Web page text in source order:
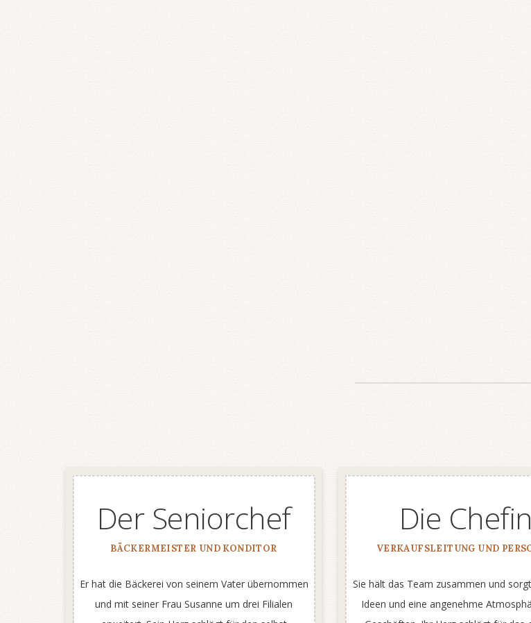
Der Seniorchef
BÄCKERMEISTER UND KONDITOR
Er hat die Bäckerei von seinem Vater übernommen
und mit seiner Frau Susanne um drei Filialen
Die Chefin
VERKAUFSLEITUNG UND
Sie hält das Team zusammen und
Ideen und eine angenehme